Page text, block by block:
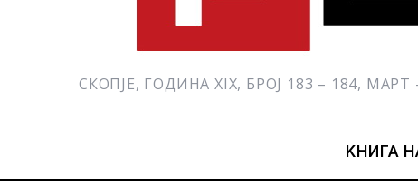
СКОПЈЕ, ГОДИНА XIX, БРОЈ 183 – 184, МАРТ
KНИГА